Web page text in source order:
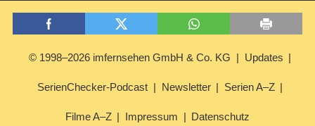
© 1998–2026 imfernsehen GmbH & Co. KG Updates
SerienChecker-Podcast Newsletter Serien A–Z
Filme A–Z Impressum Datenschutz